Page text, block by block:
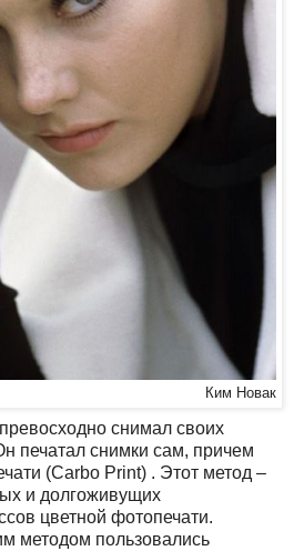
Ким Новак
снимал своих
печатал снимки сам, причем
(Carbo Рrint) . Этот метод –
и долгоживущих
цветной фотопечати.
методом пользовались